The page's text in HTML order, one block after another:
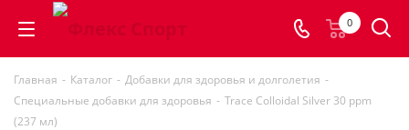
0
Главная - Каталог - Добавки для здоровья и долголетия -
Специальные добавки для здоровья - Trace Colloidal Silver 30 ppm
(237 мл)